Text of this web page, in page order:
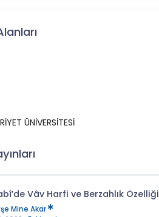
ÜNİVERSİTESİ
Vâv Harfi ve Berzahlık Özelliği
Mine Akar